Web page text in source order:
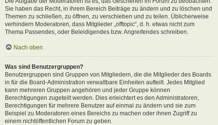
Sie haben das Recht, in ihrem Bereich Beiträge zu ändern und zu löschen und
Themen zu schließen, zu öffnen, zu verschieben und zu teilen. Üblicherweise
verhindern Moderatoren, dass Mitglieder „offtopic“, d. h. etwas nicht zum
Thema Passendes, oder Beleidigendes bzw. Angreifendes schreiben.
Nach oben
Was sind Benutzergruppen?
Benutzergruppen sind Gruppen von Mitgliedern, die die Mitglieder des Boards
in für die Board-Administration verwaltbare Einheiten aufteilt. Jedes Mitglied
kann mehreren Gruppen angehören und jeder Gruppe können
Berechtigungen zugeteilt werden. Dies erleichtert es den Administratoren,
Berechtigungen für mehrere Benutzer auf einmal zu ändern und sie zum
Beispiel zu Moderatoren eines Bereichs zu machen oder ihnen Zugriff zu
einem nichtöffentlichen Forum zu geben.